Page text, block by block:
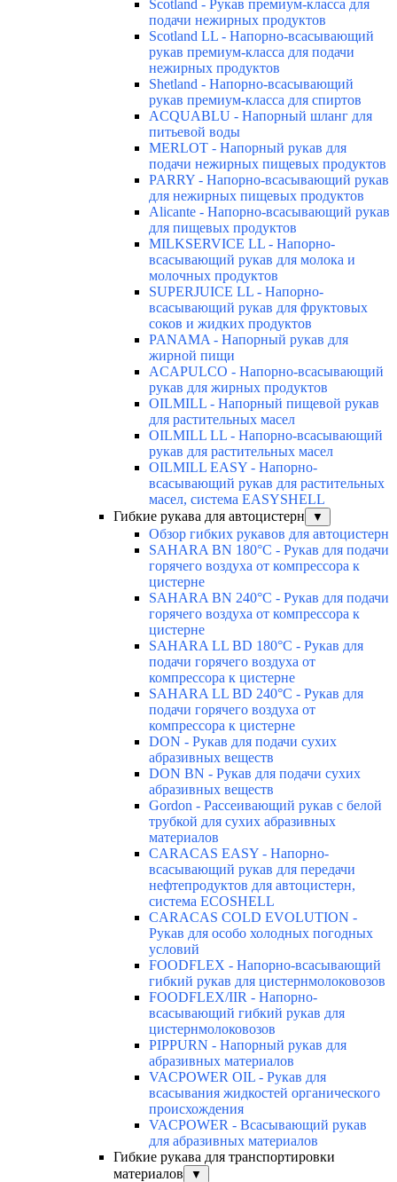
Scotland - Рукав премиум-класса для
подачи нежирных продуктов
Scotland LL - Напорно-всасывающий
рукав премиум-класса для подачи
нежирных продуктов
Shetland - Напорно-всасывающий
рукав премиум-класса для спиртов
ACQUABLU - Напорный шланг для
питьевой воды
MERLOT - Напорный рукав для
подачи нежирных пищевых продуктов
PARRY - Напорно-всасывающий рукав
для нежирных пищевых продуктов
Alicante - Напорно-всасывающий рукав
для пищевых продуктов
MILKSERVICE LL - Напорно-
всасывающий рукав для молока и
молочных продуктов
SUPERJUICE LL - Напорно-
всасывающий рукав для фруктовых
соков и жидких продуктов
PANAMA - Напорный рукав для
жирной пищи
ACAPULCO - Напорно-всасывающий
рукав для жирных продуктов
OILMILL - Напорный пищевой рукав
для растительных масел
OILMILL LL - Напорно-всасывающий
рукав для растительных масел
OILMILL EASY - Напорно-
всасывающий рукав для растительных
масел, система EASYSHELL
Гибкие рукава для автоцистерн
▼
Обзор гибких рукавов для автоцистерн
SAHARA BN 180°C - Рукав для подачи
горячего воздуха от компрессора к
цистерне
SAHARA BN 240°C - Рукав для подачи
горячего воздуха от компрессора к
цистерне
SAHARA LL BD 180°C - Рукав для
подачи горячего воздуха от
компрессора к цистерне
SAHARA LL BD 240°C - Рукав для
подачи горячего воздуха от
компрессора к цистерне
DON - Рукав для подачи сухих
абразивных веществ
DON BN - Рукав для подачи сухих
абразивных веществ
Gordon - Рассеивающий рукав с белой
трубкой для сухих абразивных
материалов
CARACAS EASY - Напорно-
всасывающий рукав для передачи
нефтепродуктов для автоцистерн,
система ECOSHELL
CARACAS COLD EVOLUTION -
Рукав для особо холодных погодных
условий
FOODFLEX - Напорно-всасывающий
гибкий рукав для цистернмолоковозов
FOODFLEX/IIR - Напорно-
всасывающий гибкий рукав для
цистернмолоковозов
PIPPURN - Напорный рукав для
абразивных материалов
VACPOWER OIL - Рукав для
всасывания жидкостей органического
происхождения
VACPOWER - Всасывающий рукав
для абразивных материалов
Гибкие рукава для транспортировки
материалов
▼